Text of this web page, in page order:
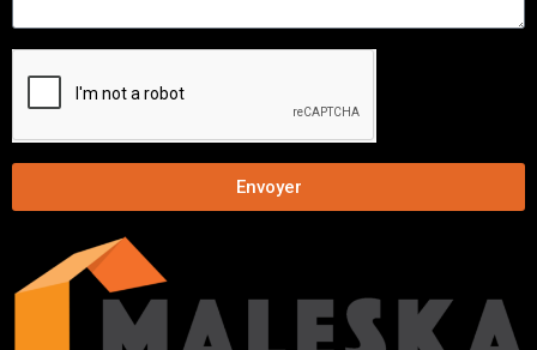
Envoyer